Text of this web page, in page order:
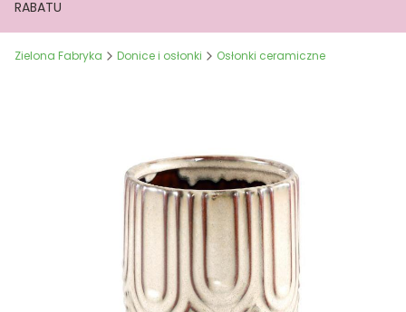
RABATU
Zielona Fabryka Donice i osłonki Osłonki ceramiczne